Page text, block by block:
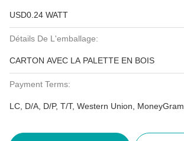
USD0.24 WATT
Détails De L'emballage:
CARTON AVEC LA PALETTE EN BOIS
Payment Terms:
LC, D/A, D/P, T/T, Western Union, MoneyGram